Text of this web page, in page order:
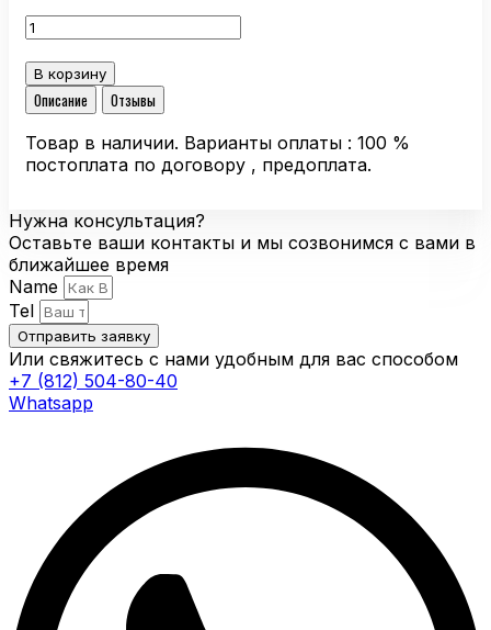
Количество
товара
Компактный
вентилятор
Ebmpapst
8314
G
осевой
В корзину
Описание
Отзывы
Товар в наличии. Варианты оплаты : 100 %
постоплата по договору , предоплата.
Нужна консультация?
Оставьте ваши контакты и мы созвонимся с вами в
ближайшее время
Name
Tel
Отправить заявку
Или свяжитесь с нами удобным для вас способом
+7 (812) 504-80-40
Whatsapp